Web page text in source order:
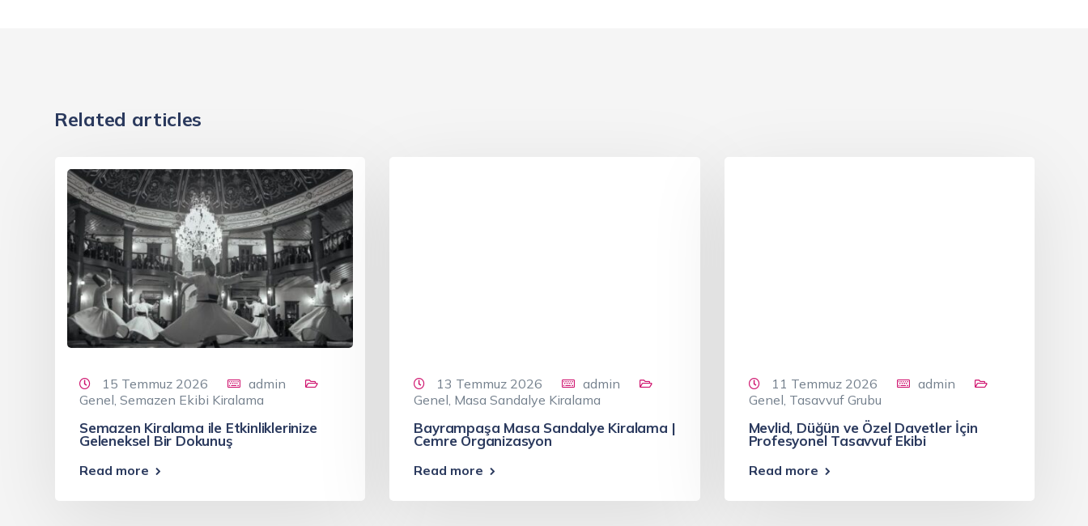
Related articles
15 Temmuz 2026
admin
Genel, Semazen Ekibi Kiralama
Semazen Kiralama ile Etkinliklerinize
Geleneksel Bir Dokunuş
Read more
13 Temmuz 2026
admin
Genel, Masa Sandalye Kiralama
Bayrampaşa Masa Sandalye Kiralama |
Cemre Organizasyon
Read more
11 Temmuz 2026
admin
Genel, Tasavvuf Grubu
Mevlid, Düğün ve Özel Davetler İçin
Profesyonel Tasavvuf Ekibi
Read more